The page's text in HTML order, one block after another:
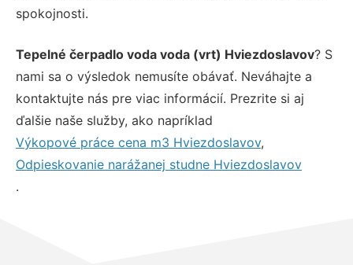
spokojnosti.
Tepelné čerpadlo voda voda (vrt) Hviezdoslavov? S
nami sa o výsledok nemusíte obávať. Neváhajte a
kontaktujte nás pre viac informácií. Prezrite si aj
ďalšie naše služby, ako napríklad
Výkopové práce cena m3 Hviezdoslavov,
Odpieskovanie narážanej studne Hviezdoslavov
.